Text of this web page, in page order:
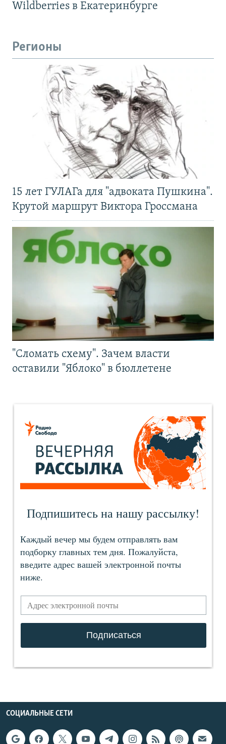
Wildberries в Екатеринбурге
Регионы
15 лет ГУЛАГа для "адвоката Пушкина".
Крутой маршрут Виктора Гроссмана
"Сломать схему". Зачем власти
оставили "Яблоко" в бюллетене
СОЦИАЛЬНЫЕ СЕТИ